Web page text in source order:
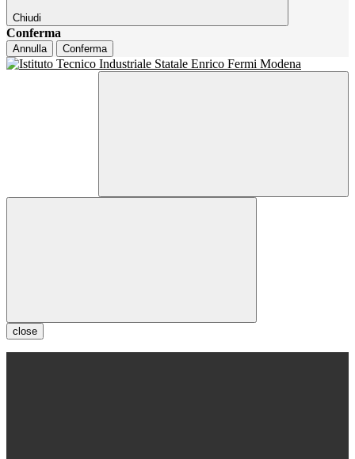
Chiudi
Conferma
Annulla Conferma
close